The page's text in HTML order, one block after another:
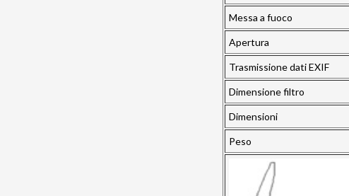
Messa a fuoco
Apertura
Trasmissione dati EXIF
Dimensione filtro
Dimensioni
Peso